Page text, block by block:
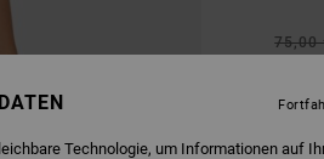
75,00
SALE
Technologie, um Informationen auf